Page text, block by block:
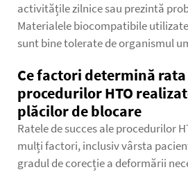
activitățile zilnice sau prezintă
Materialele biocompatibile
sunt bine tolerate de organismul
Ce factori determină rata
procedurilor HTO
plăcilor de blocare
Ratele de succes ale procedurilor
mulți factori, inclusiv vârsta
gradul de corecție a deformării